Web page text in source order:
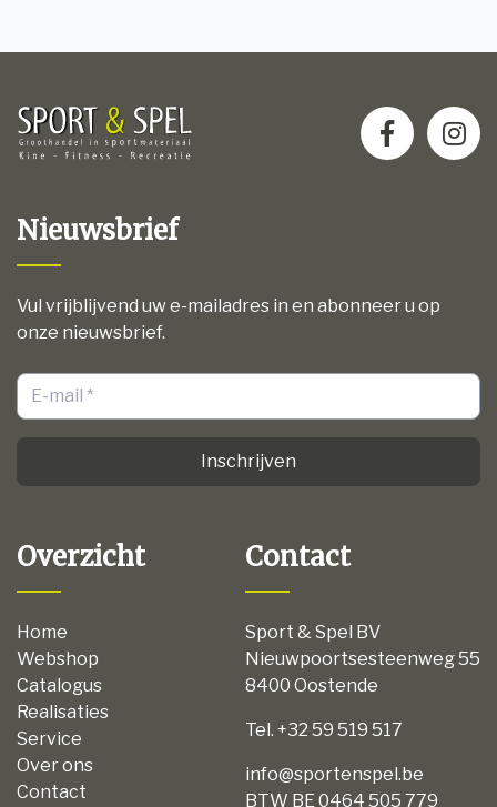
Nieuwsbrief
Vul vrijblijvend uw e-mailadres in en abonneer u op
onze nieuwsbrief.
Inschrijven
Overzicht
Home
Webshop
Catalogus
Realisaties
Service
Over ons
Contact
Contact
Sport & Spel BV
Nieuwpoortsesteenweg 55
8400 Oostende
Tel. +32 59 519 517
info@sportenspel.be
BTW BE 0464 505 779